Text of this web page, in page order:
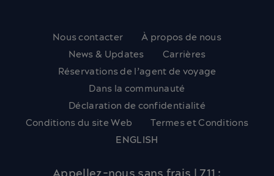
Nous contacter
À propos de nous
News & Updates
Carrières
Réservations de l’agent de voyage
Dans la communauté
Déclaration de confidentialité
Conditions du site Web
Termes et Conditions
ENGLISH